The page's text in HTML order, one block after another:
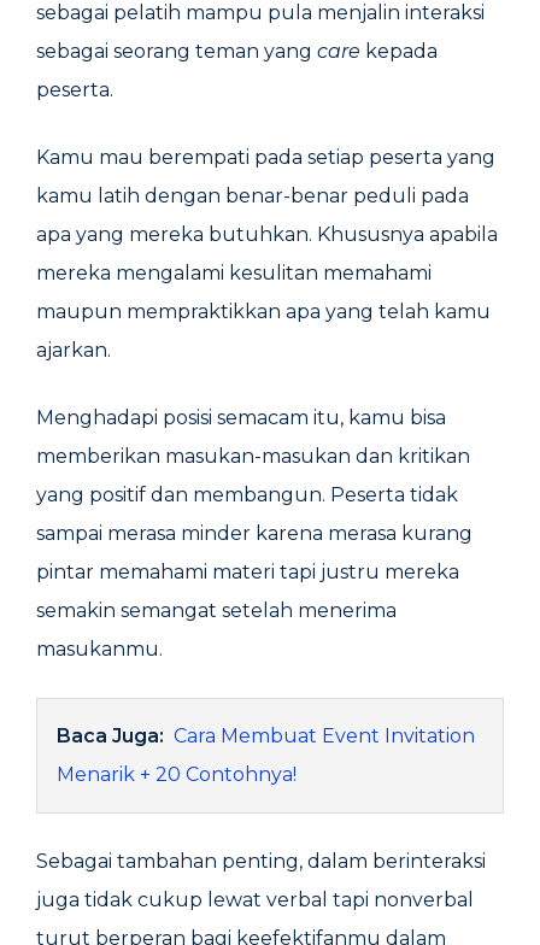
sebagai pelatih mampu pula menjalin interaksi
sebagai seorang teman yang care kepada
peserta.
Kamu mau berempati pada setiap peserta yang
kamu latih dengan benar-benar peduli pada
apa yang mereka butuhkan. Khususnya apabila
mereka mengalami kesulitan memahami
maupun mempraktikkan apa yang telah kamu
ajarkan.
Menghadapi posisi semacam itu, kamu bisa
memberikan masukan-masukan dan kritikan
yang positif dan membangun. Peserta tidak
sampai merasa minder karena merasa kurang
pintar memahami materi tapi justru mereka
semakin semangat setelah menerima
masukanmu.
Baca Juga: Cara Membuat Event Invitation
Menarik + 20 Contohnya!
Sebagai tambahan penting, dalam berinteraksi
juga tidak cukup lewat verbal tapi nonverbal
turut berperan bagi keefektifanmu dalam